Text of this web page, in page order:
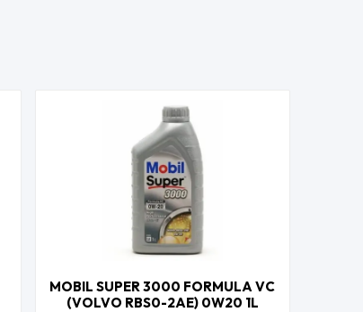
MOBIL SUPER 3000 FORMULA VC
(VOLVO RBS0-2AE) 0W20 1L